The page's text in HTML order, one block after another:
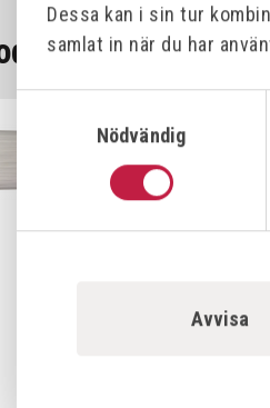
Dessa kan i sin tur
samlat in när du har
Nödvändig
Avvisa